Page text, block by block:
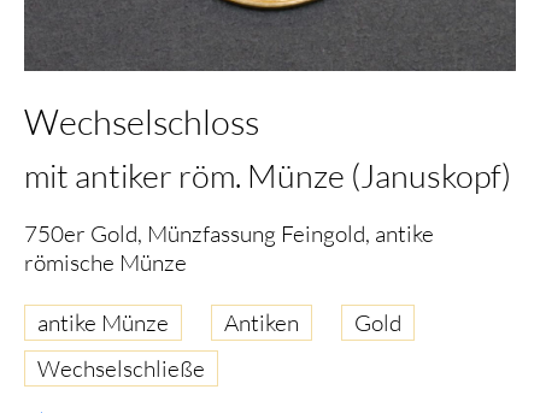
Wechselschloss
mit antiker röm. Münze (Januskopf)
750er Gold, Münzfassung Feingold, antike
römische Münze
antike Münze Antiken
Gold
Wechselschließe